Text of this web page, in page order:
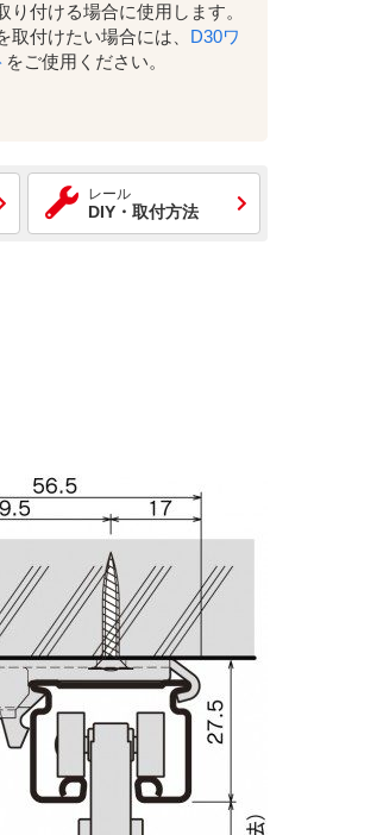
り付ける場合に使用します。
付けたい場合には、 D30ワ
をご使用ください。
レール
DIY・取付方法